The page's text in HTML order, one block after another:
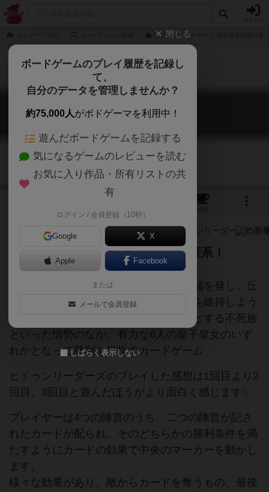
ヒドゥン・リーダーズ 完全日本語版の通
ヒドゥンリーダーズ
Hidden Leaders
カフェ
最後まで勝者がわからない正体隠匿系！
ヒドゥンリーダーズは、皇帝の逝去に端を発し、丘
の部族と帝国軍との対立が激化、平和を維持しよう
とする水の民、争いをより扇動しようとする不死族
といった情勢のなか、有力な6人の皇子皇女のいず
れかとなって勝利を目指すカードゲーム
ヒドゥンリーダーズのプレイした感想は1回目より2
回目、3回目と遊んだほうがより面白く感じます✨
プレイヤーは4つの陣営のうち、二つの陣営が記さ
れたカードが配られ、そのどちらかの勝利条件を満
たすようにカードの効果で中央のマーカーを動かし
ます。
様々な効果があり、敵からカードを奪うもの、最後
閉じる
ボードゲームのプレイ履歴を記録し
て、
自分のデータを管理しませんか？
約75,000人がボドゲーマを利用中！
遊んだボードゲームを記録する
気になるゲームのレビューを読む
お気に入り作品・所有リストの共
有
ログイン / 会員登録（10秒）
Google X
Apple Facebook
または
メールで会員登録
しばらく表示しない